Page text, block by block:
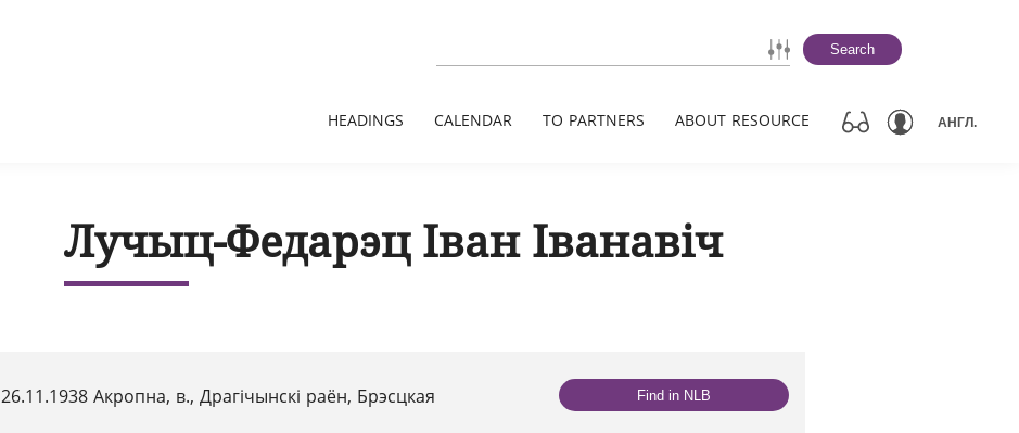
Search
HEADINGS CALENDAR TO PARTNERS ABOUT RESOURCE АНГЛ.
Лучыц-Федарэц Іван Іванавіч
26.11.1938 Акропна, в., Драгічынскі раён, Брэсцкая
Find in NLB